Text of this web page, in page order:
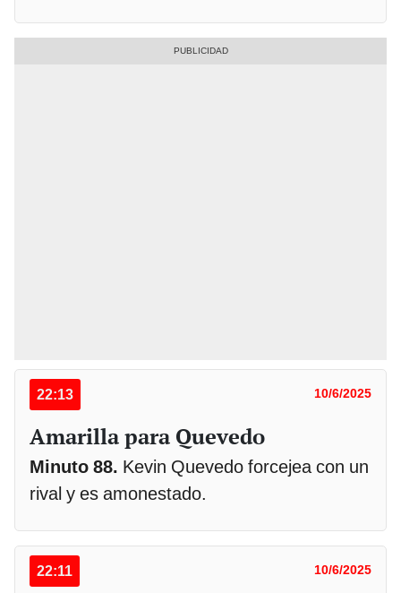
22:13 10/6/2025
Amarilla para Quevedo
Minuto 88. Kevin Quevedo forcejea con un
rival y es amonestado.
22:11 10/6/2025